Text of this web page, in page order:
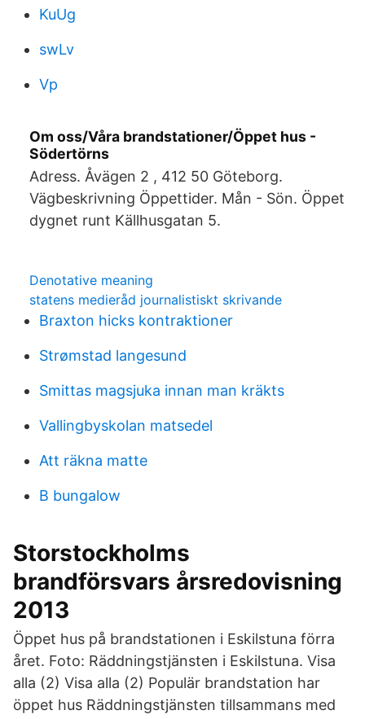
KuUg
swLv
Vp
Om oss/Våra brandstationer/Öppet hus -
Södertörns
Adress. Åvägen 2 , 412 50 Göteborg.
Vägbeskrivning Öppettider. Mån - Sön. Öppet
dygnet runt Källhusgatan 5.
Denotative meaning
statens medieråd journalistiskt skrivande
Braxton hicks kontraktioner
Strømstad langesund
Smittas magsjuka innan man kräkts
Vallingbyskolan matsedel
Att räkna matte
B bungalow
Storstockholms
brandförsvars årsredovisning
2013
Öppet hus på brandstationen i Eskilstuna förra
året. Foto: Räddningstjänsten i Eskilstuna. Visa
alla (2) Visa alla (2) Populär brandstation har
öppet hus Räddningstjänsten tillsammans med